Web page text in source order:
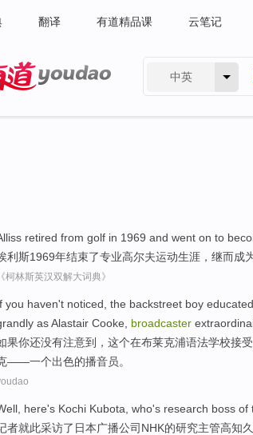
翻译 有道精品课 云笔记
中英
retired from golf in 1969 and went on to
利斯1969年结束了专业高尔夫运动生涯，继而成
《柯林斯英汉双解大词典》
you haven't noticed the backstreet boy educated
as Alastair Cooke broadcaster
果你还没有注意到 ， 这个在布莱克浦语法学校接
——一个出色的播音员。
here's Kochi Kubota , who's research boss of
者就此采访了 日本广播公司NHK的研究主管高知